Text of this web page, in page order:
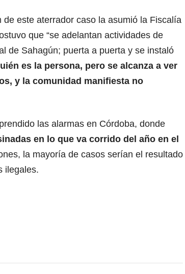
este aterrador caso la asumió la Fiscalía
que “se adelantan actividades de
de Sahagún; puerta a puerta y se instaló
es la persona, pero se alcanza a ver
y la comunidad manifiesta no
las alarmas en Córdoba, donde
en lo que va corrido del año en el
la mayoría de casos serían el resultado
ilegales.